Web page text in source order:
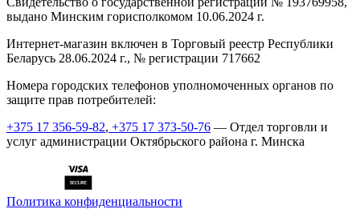
выдано Минским горисполкомом 10.06.2024 г.
Интернет-магазин включен в Торговый реестр Республики
Беларусь 28.06.2024 г., № регистрации 717662
Номера городских телефонов уполномоченных органов по
защите прав потребителей:
+375 17 356-59-82, +375 17 373-50-76 — Отдел торговли и
услуг администрации Октябрьского района г. Минска
Политика конфиденциальности